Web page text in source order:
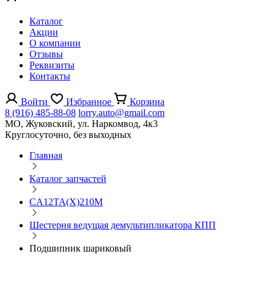
Каталог
Акции
О компании
Отзывы
Реквизиты
Контакты
Войти Избранное
Корзина
8 (916) 485-88-08 lorry.auto@gmail.com
МО, Жуковский, ул. Наркомвод, 4к3
Круглосуточно, без выходных
Главная
Каталог запчастей
CA12TA(X)210M
Шестерня ведущая демультипликатора КПП
Подшипник шариковый